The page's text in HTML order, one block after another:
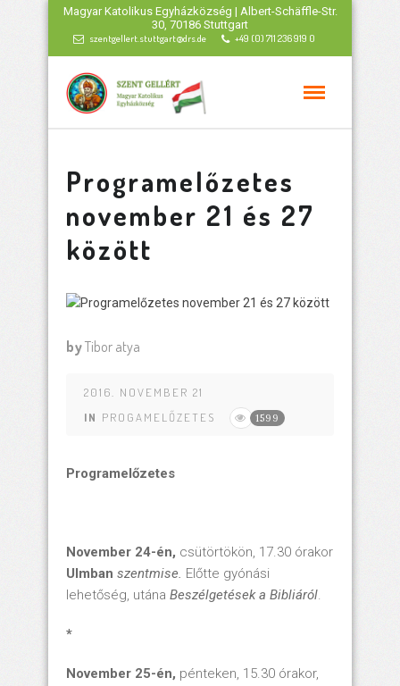
Magyar Katolikus Egyházközség | Albert-Schäffle-Str.
30, 70186 Stuttgart
szentgellert.stuttgart@drs.de +49 (0) 711 236 919 0
Programelőzetes
november 21 és 27
között
byTibor atya
2016. NOVEMBER 21
IN PROGAMELŐZETES 1599
Programelőzetes
November 24-én, csütörtökön, 17.30 órakor
Ulmban szentmise. Előtte gyónási
lehetőség, utána Beszélgetések a Bibliáról.
*
November 25-én, pénteken, 15.30 órakor,